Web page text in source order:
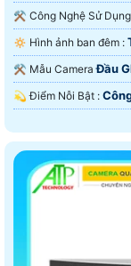
🔅 Hình ảnh ban đêm :
⚒ Mẫu CameraĐầu
️💫 Điểm Nỗi Bật :